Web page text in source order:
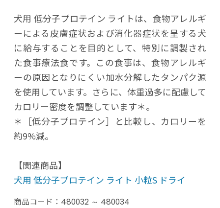
犬用 低分子プロテイン ライトは、食物アレルギ
ーによる皮膚症状および消化器症状を呈する犬
に給与することを目的として、特別に調製され
た食事療法食です。この食事は、食物アレルギ
ーの原因となりにくい加水分解したタンパク源
を使用しています。さらに、体重過多に配慮して
カロリー密度を調整しています＊。
＊［低分子プロテイン］と比較し、カロリーを
約9%減。
【関連商品】
犬用 低分子プロテイン ライト 小粒S ドライ
商品コード： 480032 ～ 480034